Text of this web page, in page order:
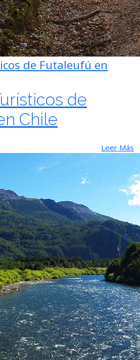
de Futaleufú en
de
Chile
Leer Más